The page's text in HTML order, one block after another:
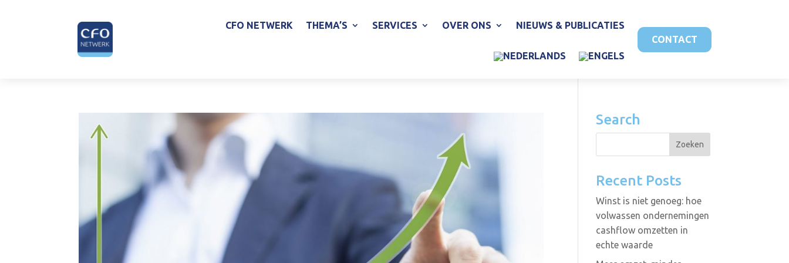
CFO NETWERK THEMA’S SERVICES OVER ONS
NIEUWS & PUBLICATIES
CONTACT
Search
Recent Posts
Winst is niet genoeg: hoe
volwassen ondernemingen
cashflow omzetten in
echte waarde